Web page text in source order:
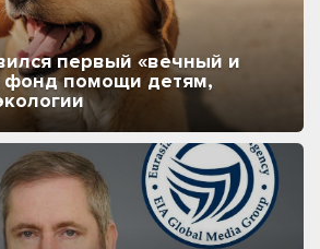
первый «вечный и
фонд помощи детям,